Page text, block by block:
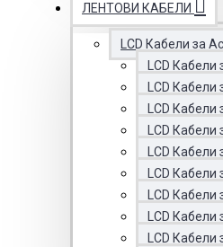
ЛЕНТОВИ КАБЕЛИ
LCD Кабели за
LCD Кабели
LCD Кабели
LCD Кабели
LCD
LCD
LCD Кабели
LCD Кабели
LCD
LCD Кабели